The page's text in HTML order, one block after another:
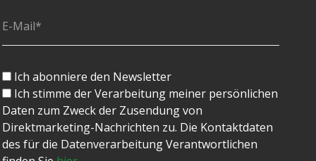
Ich abonniere den Newsletter
Ich stimme der Verarbeitung meiner persönlichen
Daten zum Zweck der Zusendung von
Direktmarketing-Nachrichten zu. Die Kontaktdaten
des für die Datenverarbeitung Verantwortlichen